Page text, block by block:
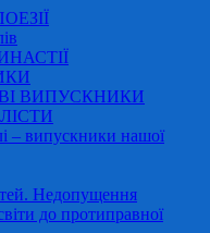
ВИПУСКНИКИ
– випускники нашої
Недопущення
до протиправної